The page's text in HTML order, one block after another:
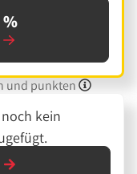
und punkten
kein